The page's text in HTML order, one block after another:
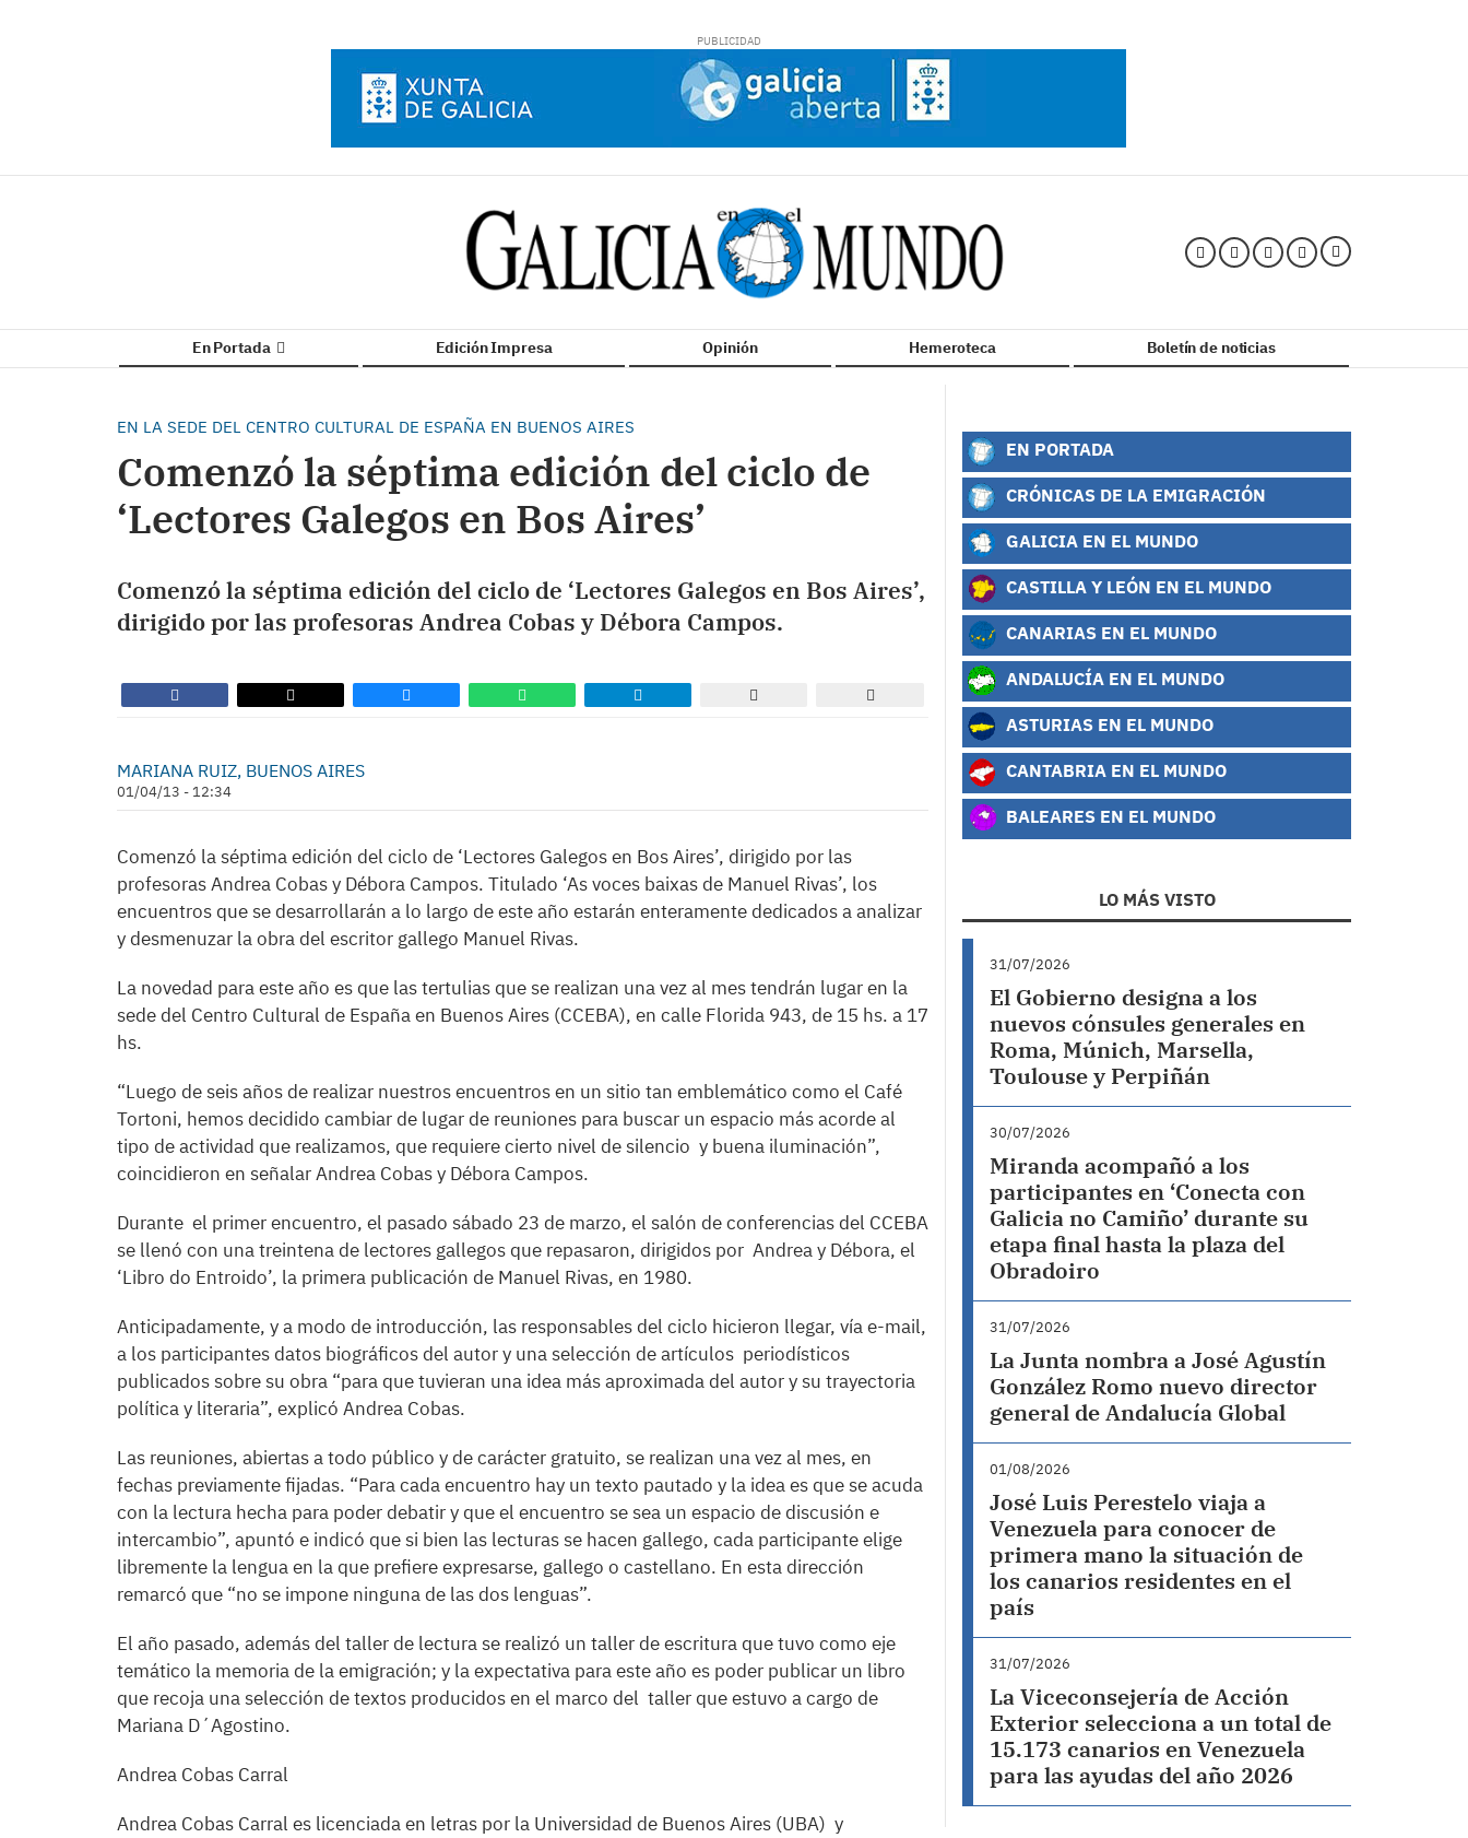
En Portada Edición Impresa Opinión Hemeroteca Boletín de noticias
EN LA SEDE DEL CENTRO CULTURAL DE ESPAÑA EN BUENOS AIRES
Comenzó la séptima edición del ciclo de
‘Lectores Galegos en Bos Aires’
Comenzó la séptima edición del ciclo de ‘Lectores Galegos en Bos Aires’,
dirigido por las profesoras Andrea Cobas y Débora Campos.
MARIANA RUIZ, BUENOS AIRES
01/04/13 - 12:34
Comenzó la séptima edición del ciclo de ‘Lectores Galegos en Bos Aires’, dirigido por las
profesoras Andrea Cobas y Débora Campos. Titulado ‘As voces baixas de Manuel Rivas’, los
encuentros que se desarrollarán a lo largo de este año estarán enteramente dedicados a analizar
y desmenuzar la obra del escritor gallego Manuel Rivas.
La novedad para este año es que las tertulias que se realizan una vez al mes tendrán lugar en la
sede del Centro Cultural de España en Buenos Aires (CCEBA), en calle Florida 943, de 15 hs. a 17
hs.
“Luego de seis años de realizar nuestros encuentros en un sitio tan emblemático como el Café
Tortoni, hemos decidido cambiar de lugar de reuniones para buscar un espacio más acorde al
tipo de actividad que realizamos, que requiere cierto nivel de silencio y buena iluminación”,
coincidieron en señalar Andrea Cobas y Débora Campos.
Durante el primer encuentro, el pasado sábado 23 de marzo, el salón de conferencias del CCEBA
se llenó con una treintena de lectores gallegos que repasaron, dirigidos por Andrea y Débora, el
‘Libro do Entroido’, la primera publicación de Manuel Rivas, en 1980.
Anticipadamente, y a modo de introducción, las responsables del ciclo hicieron llegar, vía e-mail,
a los participantes datos biográficos del autor y una selección de artículos periodísticos
publicados sobre su obra “para que tuvieran una idea más aproximada del autor y su trayectoria
política y literaria”, explicó Andrea Cobas.
Las reuniones, abiertas a todo público y de carácter gratuito, se realizan una vez al mes, en
fechas previamente fijadas. “Para cada encuentro hay un texto pautado y la idea es que se acuda
con la lectura hecha para poder debatir y que el encuentro se sea un espacio de discusión e
intercambio”, apuntó e indicó que si bien las lecturas se hacen gallego, cada participante elige
libremente la lengua en la que prefiere expresarse, gallego o castellano. En esta dirección
remarcó que “no se impone ninguna de las dos lenguas”.
El año pasado, además del taller de lectura se realizó un taller de escritura que tuvo como eje
temático la memoria de la emigración; y la expectativa para este año es poder publicar un libro
que recoja una selección de textos producidos en el marco del taller que estuvo a cargo de
Mariana D´Agostino.
Andrea Cobas Carral
Andrea Cobas Carral es licenciada en letras por la Universidad de Buenos Aires (UBA) y
EN PORTADA
CRÓNICAS DE LA EMIGRACIÓN
GALICIA EN EL MUNDO
CASTILLA Y LEÓN EN EL MUNDO
CANARIAS EN EL MUNDO
ANDALUCÍA EN EL MUNDO
ASTURIAS EN EL MUNDO
CANTABRIA EN EL MUNDO
BALEARES EN EL MUNDO
LO MÁS VISTO
31/07/2026
El Gobierno designa a los
nuevos cónsules generales en
Roma, Múnich, Marsella,
Toulouse y Perpiñán
30/07/2026
Miranda acompañó a los
participantes en ‘Conecta con
Galicia no Camiño’ durante su
etapa final hasta la plaza del
Obradoiro
31/07/2026
La Junta nombra a José Agustín
González Romo nuevo director
general de Andalucía Global
01/08/2026
José Luis Perestelo viaja a
Venezuela para conocer de
primera mano la situación de
los canarios residentes en el
país
31/07/2026
La Viceconsejería de Acción
Exterior selecciona a un total de
15.173 canarios en Venezuela
para las ayudas del año 2026